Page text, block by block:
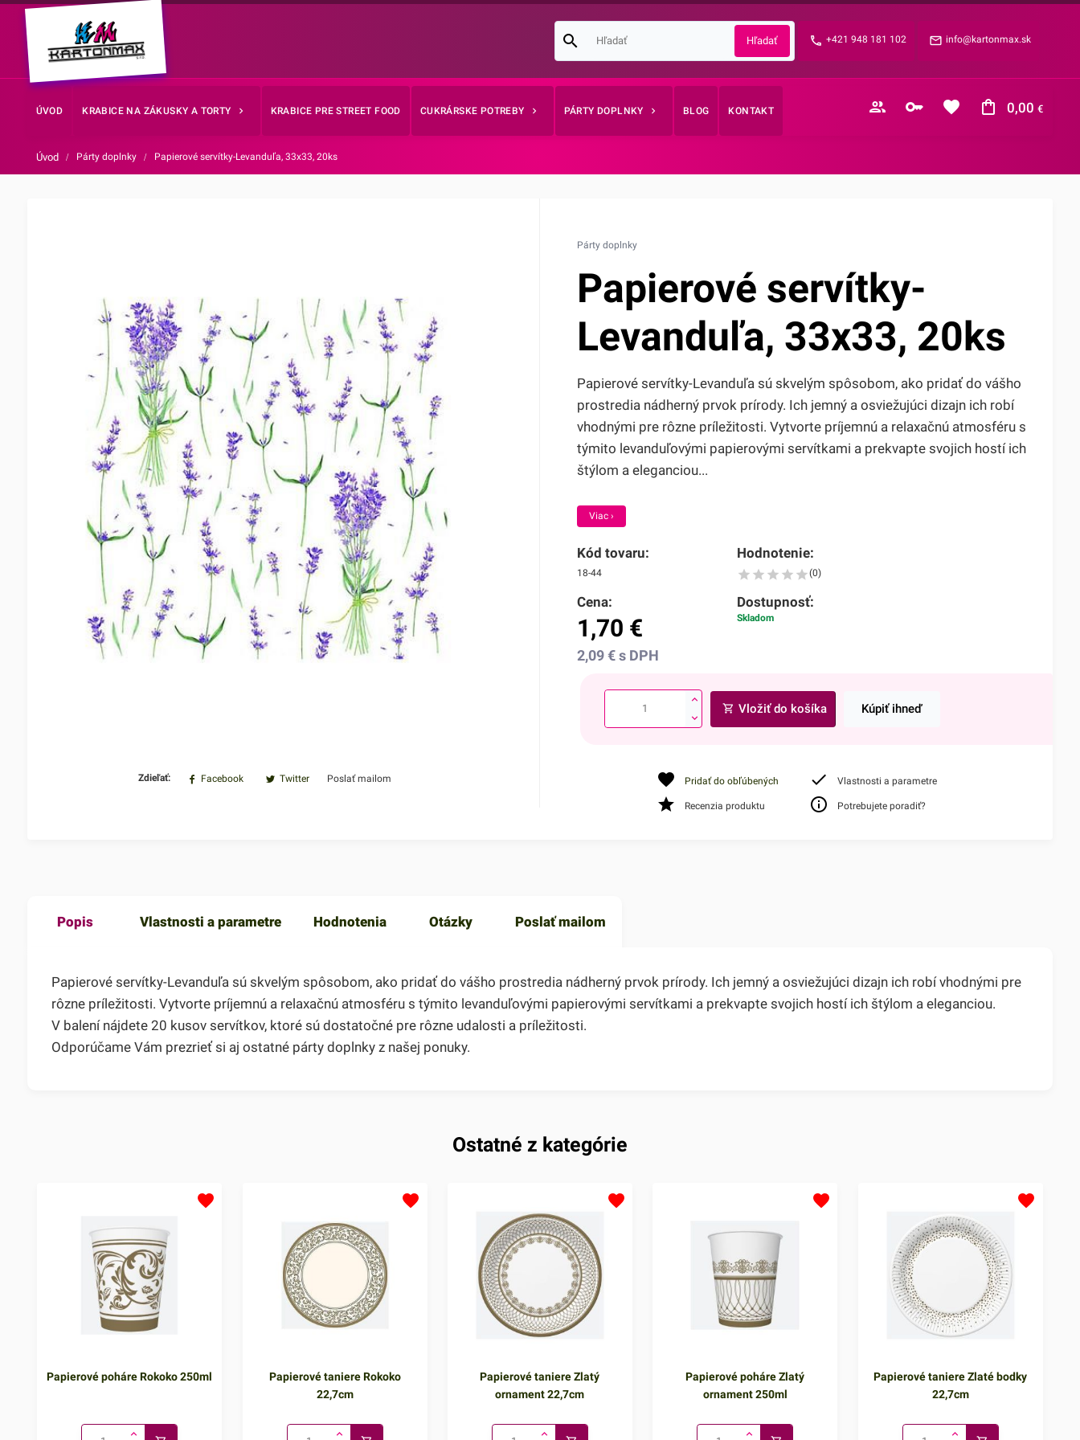
info@kartonmax.sk
+421 948 181 102
ÚVOD KRABICE NA ZÁKUSKY A TORTY KRABICE PRE STREET FOOD CUKRÁRSKE POTREBY PÁRTY DOPLNKY BLOG KONTAKT 0,00€
Zabudnuté heslo?
Úvod / Párty doplnky / Papierové servítky-Levanduľa, 33x33, 20ks
Zdieľať: Facebook Twitter Poslať mailom
Párty doplnky
Papierové servítky-
Levanduľa, 33x33, 20ks
Papierové servítky-Levanduľa sú skvelým spôsobom, ako pridať do vášho
prostredia nádherný prvok prírody. Ich jemný a osviežujúci dizajn ich robí
vhodnými pre rôzne príležitosti. Vytvorte príjemnú a relaxačnú atmosféru s
týmito levanduľovými papierovými servítkami a prekvapte svojich hostí ich
štýlom a eleganciou...
Viac ›
Kód tovaru:
18-44
Hodnotenie:
(0)
Cena:
1,70 €
2,09€s DPH
Dostupnosť:
Skladom
Vložiť do košíka Kúpiť ihneď
Pridať do obľúbených Vlastnosti a parametre
Recenzia produktu Potrebujete poradiť?
Popis Vlastnosti a parametre Hodnotenia Otázky Poslať mailom
Papierové servítky-Levanduľa sú skvelým spôsobom, ako pridať do vášho prostredia nádherný prvok prírody. Ich jemný a osviežujúci dizajn ich robí vhodnými pre
rôzne príležitosti. Vytvorte príjemnú a relaxačnú atmosféru s týmito levanduľovými papierovými servítkami a prekvapte svojich hostí ich štýlom a eleganciou.
V balení nájdete 20 kusov servítkov, ktoré sú dostatočné pre rôzne udalosti a príležitosti.
Odporúčame Vám prezrieť si aj ostatné párty doplnky z našej ponuky.
Ostatné z kategórie
Papierové poháre Rokoko 250ml
Papierové taniere Rokoko
22,7cm
Papierové taniere Zlatý
ornament 22,7cm
Papierové poháre Zlatý
ornament 250ml
Papierové taniere Zlaté bodky
22,7cm